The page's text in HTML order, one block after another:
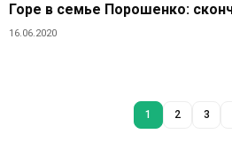
Горе в семье Порошенко:
16.06.2020
1 2 3